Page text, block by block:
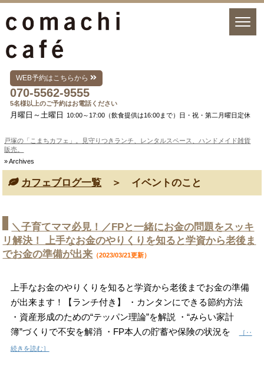
WEB予約はこちらから
070-5562-9555
5名様以上のご予約はお電話ください
月曜日～土曜日 10:00～17:00（飲食提供は16:00まで）日・祝・第二月曜日定休
戸塚の「こまちカフェ」。見守りつきランチ、レンタルスペース、ハンドメイド雑貨
販売。
» Archives
カフェブログ一覧 ＞ イベントのこと
＼子育てママ必見！／FPと一緒にお金の問題をスッキ
リ解決！ 上手なお金のやりくりを知ると学資から老後ま
でお金の準備が出来 （2023/03/21更新）
上手なお金のやりくりを知ると学資から老後までお金の準備
が出来ます！【ランチ付き】 ・カンタンにできる節約方法
・資産形成のための“テッパン理論”を解説 ・“みらい家計
簿”づくりで不安を解消 ・FP本人の貯蓄や保険の状況を
［‥
続きを読む］